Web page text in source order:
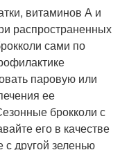
витаминов А и
распространенных
сами по
паровую или
ее
брокколи с
его в качестве
другой зеленью